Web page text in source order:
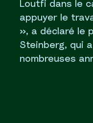
Loutfi dans le
appuyer le
», a déclaré le
Steinberg, qui
nombreuses